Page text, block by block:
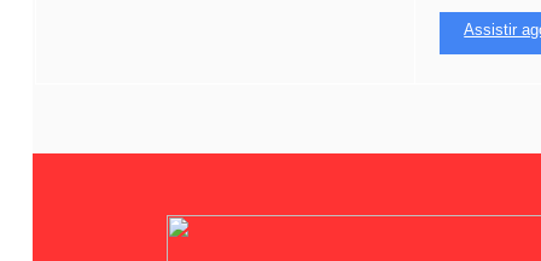
Assistir